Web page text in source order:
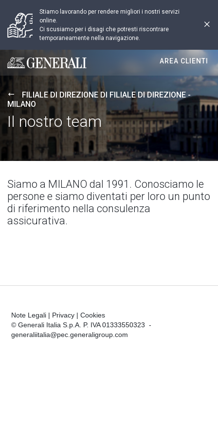
Stiamo lavorando per rendere migliori i nostri servizi
online.
Ci scusiamo per i disagi che potresti riscontrare
temporaneamente nella navigazione.
Generali logo
AREA CLIENTI
FILIALE DI DIREZIONE DI FILIALE DI DIREZIONE -
MILANO
Il nostro team
Siamo a MILANO dal 1991. Conosciamo le
persone e siamo diventati per loro un punto
di riferimento nella consulenza
assicurativa.
Note Legali | Privacy | Cookies
© Generali Italia S.p.A. P. IVA 01333550323 -
generaliitalia@pec.generaligroup.com